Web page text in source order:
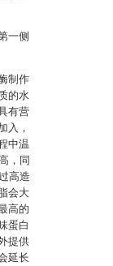
一侧
制作
的水
有营
入，
中温
，同
高造
会大
高的
蛋白
提供
延长